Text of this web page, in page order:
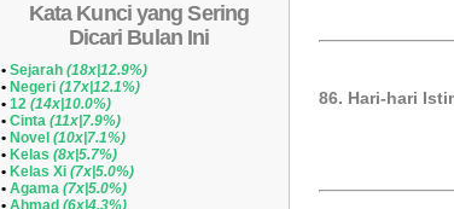
Kata Kunci yang Sering
Dicari Bulan Ini
• Sejarah (18x|12.9%)
• Negeri (17x|12.1%)
• 12 (14x|10.0%)
• Cinta (11x|7.9%)
• Novel (10x|7.1%)
• Kelas (8x|5.7%)
• Kelas Xi (7x|5.0%)
• Agama (7x|5.0%)
• Ahmad (6x|4.3%)
86. Hari-hari